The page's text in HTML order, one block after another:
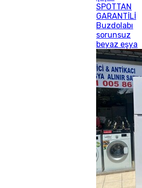
SPOTTAN
GARANTİLİ
Buzdolabı
sorunsuz
beyaz eşya